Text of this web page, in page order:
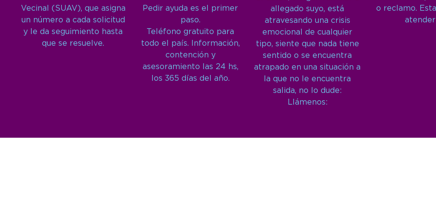
Vecinal (SUAV), que asigna
un número a cada solicitud
y le da seguimiento hasta
que se resuelve.
Pedir ayuda es el primer
paso.
Teléfono gratuito para
todo el país. Información,
contención y
asesoramiento las 24 hs,
los 365 días del año.
allegado suyo, está
atravesando una crisis
emocional de cualquier
tipo, siente que nada tiene
sentido o se encuentra
atrapado en una situación a
la que no le encuentra
salida, no lo dude:
Llámenos:
o reclamo.